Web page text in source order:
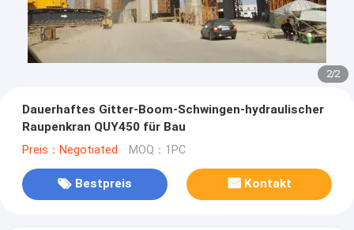
2/2
Dauerhaftes Gitter-Boom-Schwingen-hydraulischer
Raupenkran QUY450 für Bau
Preis：Negotiated MOQ：1PC
Bestpreis Kontakt